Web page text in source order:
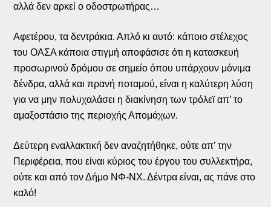
αλλά δεν αρκεί ο οδοστρωτήρας…
Αφετέρου, τα δεντράκια. Απλό κι αυτό: κάποιο στέλεχος
του ΟΑΣΑ κάποια στιγμή αποφάσισε ότι η κατασκευή
προσωρινού δρόμου σε σημείο όπου υπάρχουν μόνιμα
δένδρα, αλλά και πρανή ποταμού, είναι η καλύτερη λύση
για να μην πολυχαλάσει η διακίνηση των τρόλεϊ απ’ το
αμαξοστάσιο της περιοχής Απομάχων.
Δεύτερη εναλλακτική δεν αναζητήθηκε, ούτε απ’ την
Περιφέρεια, που είναι κύριος του έργου του συλλεκτήρα,
ούτε και από τον Δήμο ΝΦ-ΝΧ. Δέντρα είναι, ας πάνε στο
καλό!